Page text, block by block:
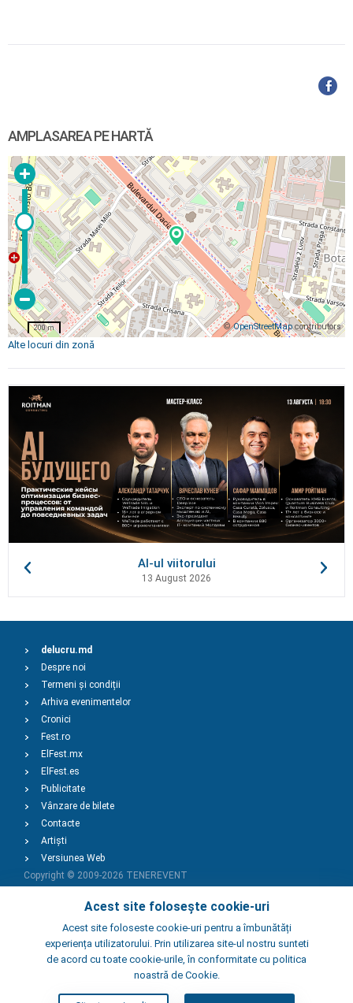
AMPLASAREA PE HARTĂ
©OpenStreetMapcontributors
200 m
Alte locuri din zonă
AI-ul viitorului
13 August 2026
Acest site folosește cookie-uri
Acest site foloseste cookie-uri pentru a îmbunătăți
experiența utilizatorului. Prin utilizarea site-ul nostru sunteti
de acord cu toate cookie-urile, în conformitate cu politica
noastră de Cookie.
delucru.md
Despre noi
Termeni și condiții
Arhiva evenimentelor
Cronici
Fest.ro
ElFest.mx
ElFest.es
Publicitate
Vânzare de bilete
Contacte
Artiști
Versiunea Web
Copyright © 2009-2026 TENEREVENT
Adaugă Eveniment
Adaugă Local